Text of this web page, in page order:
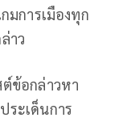
มการเมืองทุก
าว
ข้อกล่าวหา
ระเด็นการ